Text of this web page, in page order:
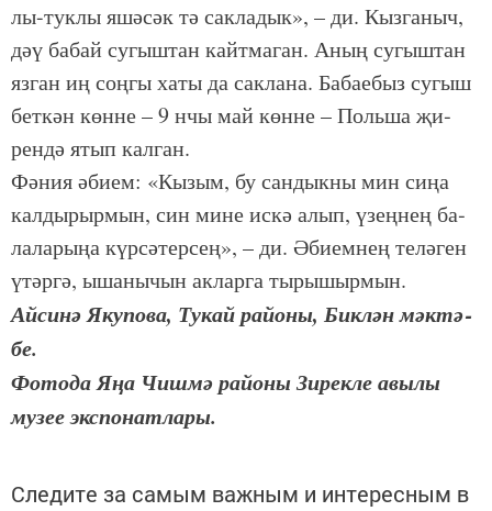
лы-тук­лы яшә­сәк тә сак­ла­дык», – ди. Кыз­га­ныч,
дәү ба­бай су­гыш­тан кайт­ма­ган. Аның су­гыш­тан
яз­ган иң соң­гы ха­ты да сак­ла­на. Ба­ба­е­быз су­гыш
бет­кән көн­не – 9 нчы май көн­не – Поль­ша җи­
рен­дә ятып кал­ган.
Фә­ния әби­ем: «Кы­зым, бу сан­дык­ны мин си­ңа
кал­ды­рыр­мын, син ми­не ис­кә алып, үзең­нең ба­
ла­ла­ры­ңа күр­сә­тер­сең», – ди. Әби­ем­нең те­лә­ген
үтәр­гә, ыша­ны­чын ак­лар­га ты­ры­шыр­мын.
Ай­си­нә Яку­по­ва, Ту­кай ра­йо­ны, Бик­лән мәк­тә­
бе.
Фотода Яңа Чишмә районы Зирекле авылы
музее экспонатлары.
Следите за самым важным и интересным в